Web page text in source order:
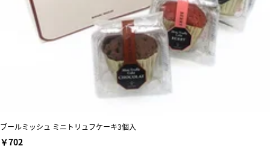
ブールミッシュ ミニトリュフケーキ3個入
￥702